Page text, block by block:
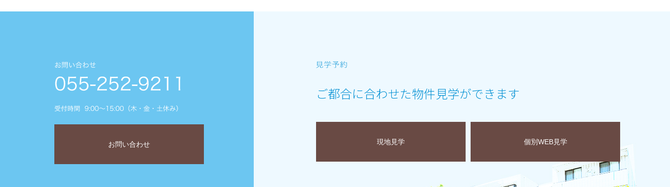
お問い合わせ
ご都合に合わせた物件見学ができます
現地見学 個別WEB見学